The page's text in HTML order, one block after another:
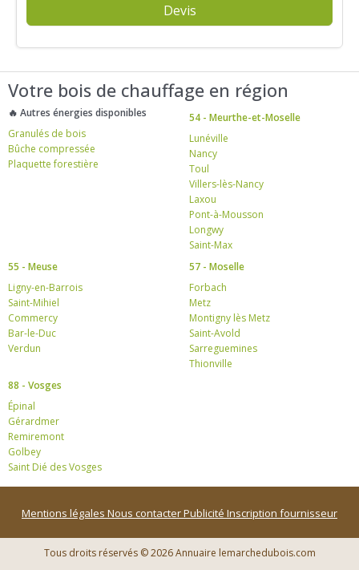
Devis
Votre bois de chauffage en région
🔥 Autres énergies disponibles
Granulés de bois
Bûche compressée
Plaquette forestière
54 - Meurthe-et-Moselle
Lunéville
Nancy
Toul
Villers-lès-Nancy
Laxou
Pont-à-Mousson
Longwy
Saint-Max
55 - Meuse
Ligny-en-Barrois
Saint-Mihiel
Commercy
Bar-le-Duc
Verdun
57 - Moselle
Forbach
Metz
Montigny lès Metz
Saint-Avold
Sarreguemines
Thionville
88 - Vosges
Épinal
Gérardmer
Remiremont
Golbey
Saint Dié des Vosges
Mentions légales Nous contacterPublicité Inscription fournisseur
Tous droits réservés © 2026 Annuaire lemarchedubois.com